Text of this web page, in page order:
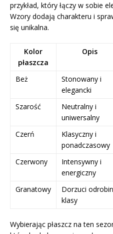
przykład, który łączy w sobie
Wzory dodają charakteru i
się unikalna.
Kolor
płaszcza
Opis
Beż
Stonowany i
elegancki
Szarość
Neutralny i
uniwersalny
Czerń
Klasyczny i
ponadczasowy
Czerwony
Intensywny i
energiczny
Granatowy
Dorzuci
klasy
Wybierając płaszcz na ten